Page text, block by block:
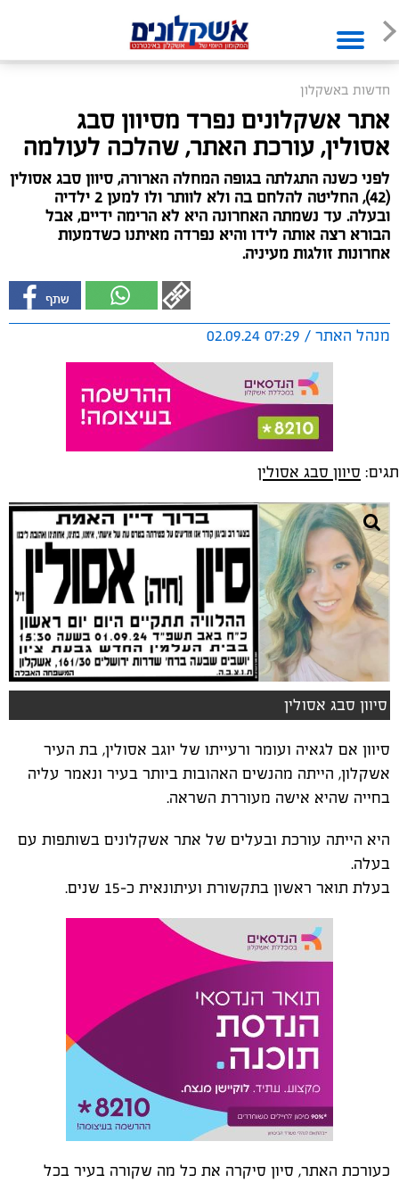
חדשות באשקלון
אתר אשקלונים נפרד מסיוון סבג
אסולין, עורכת האתר, שהלכה לעולמה
לפני כשנה התגלתה בגופה המחלה הארורה, סיוון סבג אסולין
(42), החליטה להלחם בה ולא לוותר ולו למען 2 ילדיה
ובעלה. עד נשמתה האחרונה היא לא הרימה ידיים, אבל
הבורא רצה אותה לידו והיא נפרדה מאיתנו כשדמעות
אחרונות זולגות מעיניה.
מנהל האתר / 07:29 02.09.24
תגים: סיוון סבג אסולין
סיוון סבג אסולין
סיוון אם לגאיה ועומר ורעייתו של יוגב אסולין, בת העיר
אשקלון, הייתה מהנשים האהובות ביותר בעיר ונאמר עליה
בחייה שהיא אישה מעוררת השראה.
היא הייתה עורכת ובעלים של אתר אשקלונים בשותפות עם
בעלה.
בעלת תואר ראשון בתקשורת ועיתונאית כ-15 שנים.
כעורכת האתר, סיון סיקרה את כל מה שקורה בעיר בכל